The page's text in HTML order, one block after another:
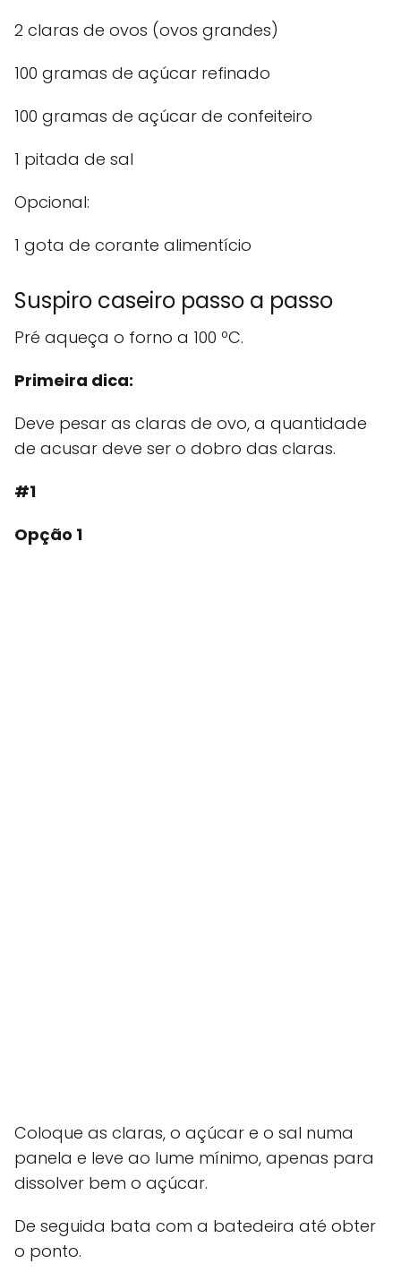
2 claras de ovos (ovos grandes)
100 gramas de açúcar refinado
100 gramas de açúcar de confeiteiro
1 pitada de sal
Opcional:
1 gota de corante alimentício
Suspiro caseiro passo a passo
Pré aqueça o forno a 100 ºC.
Primeira dica:
Deve pesar as claras de ovo, a quantidade
de acusar deve ser o dobro das claras.
#1
Opção 1
Coloque as claras, o açúcar e o sal numa
panela e leve ao lume mínimo, apenas para
dissolver bem o açúcar.
De seguida bata com a batedeira até obter
o ponto.